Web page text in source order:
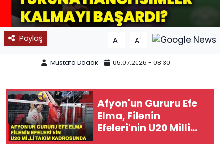
Paylaş A- A+
Mustafa Dadak 05.07.2026 - 08:30
Afyon'un Gururu Efe
Elma, Filenin
Efeleri'nin U20 Milli
Takım kadrosunda!